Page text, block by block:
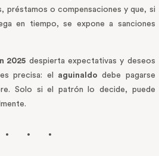
préstamos o compensaciones y que, si
en tiempo, se expone a sanciones
2025 despierta expectativas y deseos
es precisa: el aguinaldo debe pagarse
Solo si el patrón lo decide, puede